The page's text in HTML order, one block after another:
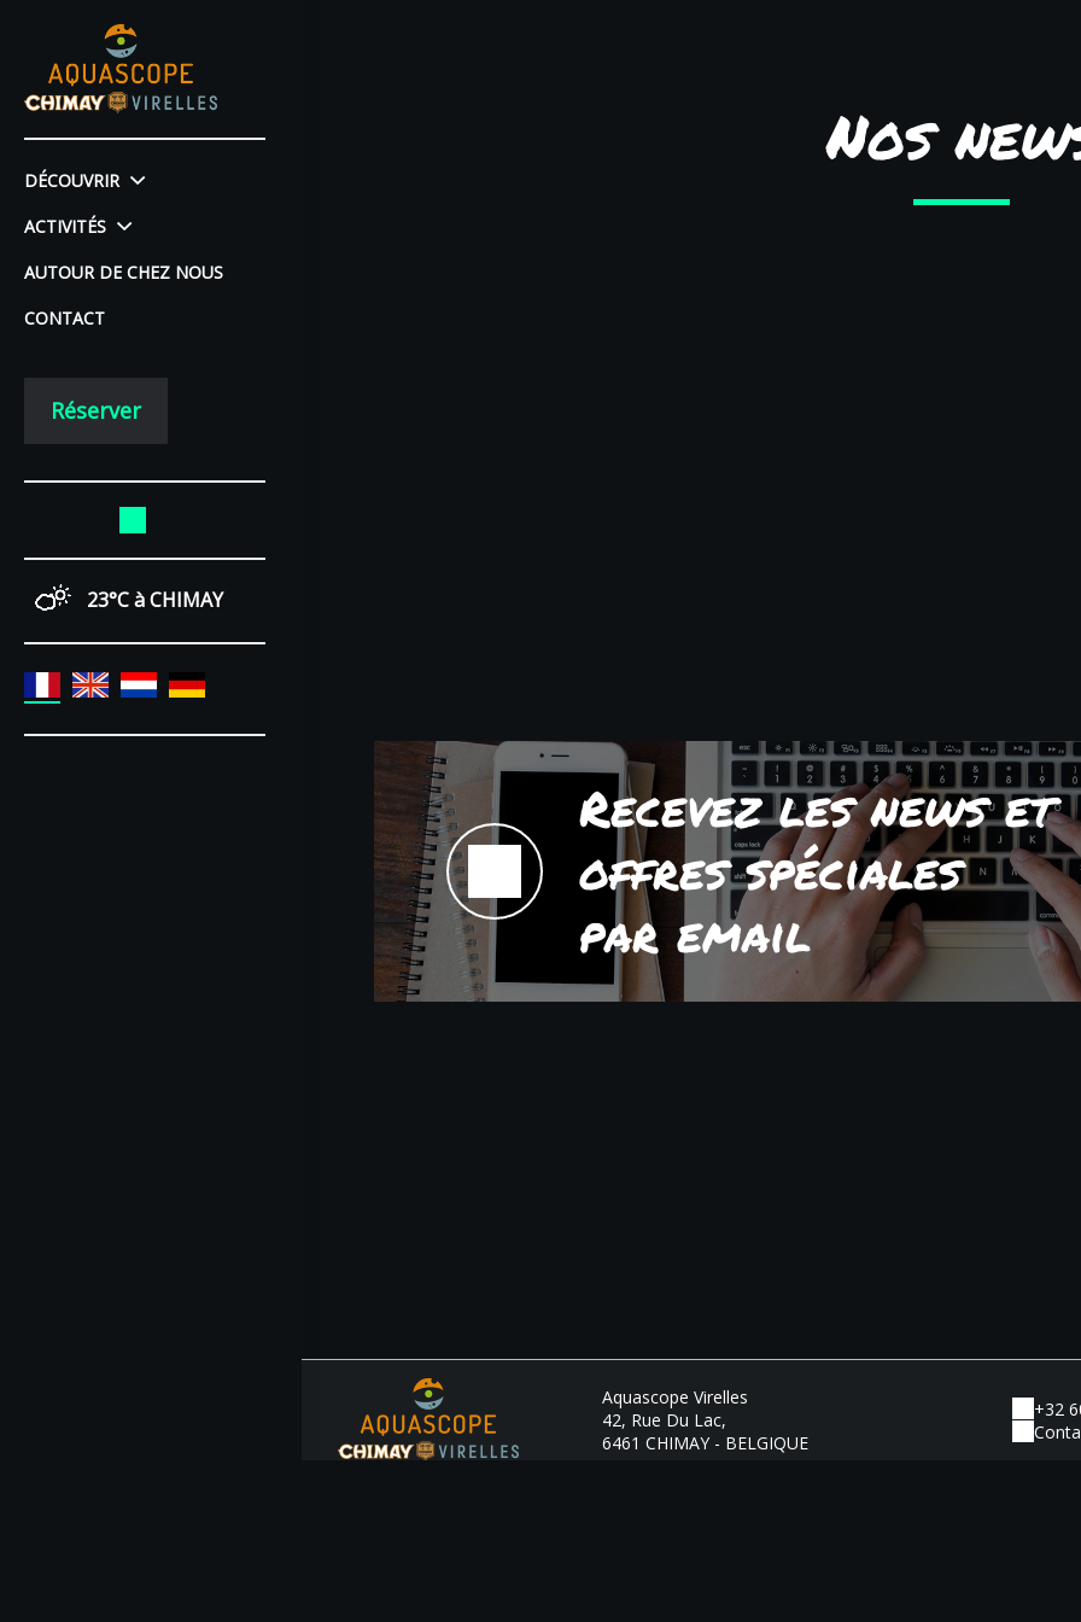
DÉCOUVRIR
ACTIVITÉS
AUTOUR DE CHEZ NOUS
CONTACT
Réserver
23°Cà CHIMAY
Nos
Recevez les news et
offres spéciales
par email
Aquascope Virelles
42, Rue Du Lac,
6461 CHIMAY - BELGIQUE
+32